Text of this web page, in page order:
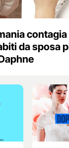
contagia
da sposa